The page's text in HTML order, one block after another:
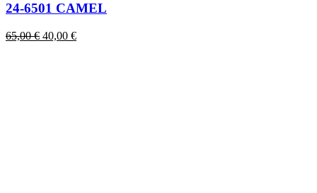
24-6501 CAMEL
65,00€ Original
40,00 €Η